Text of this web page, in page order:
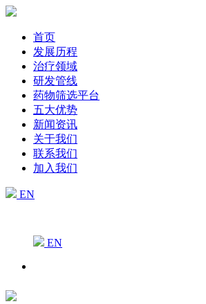
首页
发展历程
治疗领域
研发管线
药物筛选平台
五大优势
新闻资讯
关于我们
联系我们
加入我们
EN
EN